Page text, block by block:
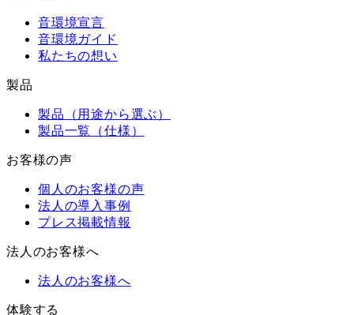
音環境宣言
音環境ガイド
私たちの想い
製品
製品（用途から選ぶ）
製品一覧（仕様）
お客様の声
個人のお客様の声
法人の導入事例
プレス掲載情報
法人のお客様へ
法人のお客様へ
体験する